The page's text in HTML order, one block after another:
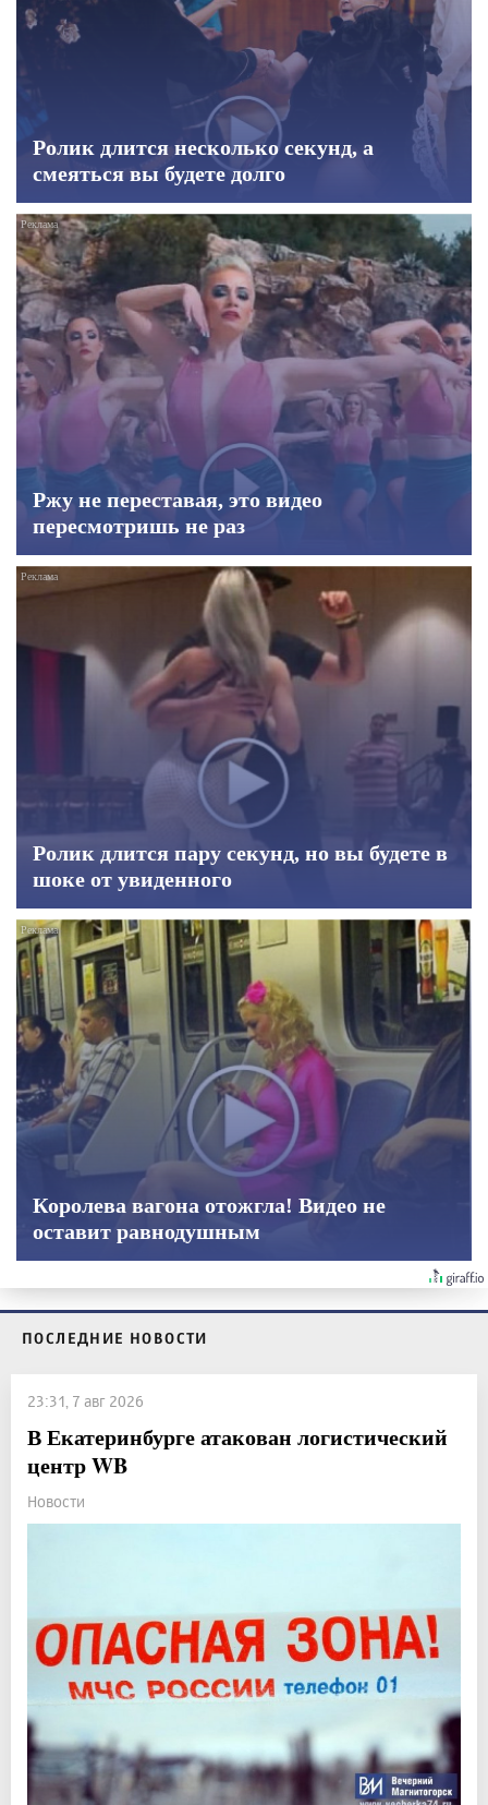
Ролик длится несколько секунд, а
смеяться вы будете долго
Ржу не переставая, это видео
пересмотришь не раз
Ролик длится пару секунд, но вы будете в
шоке от увиденного
Королева вагона отожгла! Видео не
оставит равнодушным
ПОСЛЕДНИЕ НОВОСТИ
23:31, 7 авг 2026
В Екатеринбурге атакован логистический
центр WB
Новости